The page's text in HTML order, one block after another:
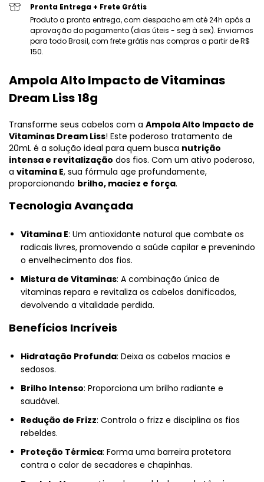
Pronta Entrega + Frete Grátis
Produto a pronta entrega, com despacho em até 24h após a
aprovação do pagamento (dias úteis - seg à sex). Enviamos
para todo Brasil, com frete grátis nas compras a partir de R$
150.
Ampola Alto Impacto de Vitaminas
Dream Liss 18g
Transforme seus cabelos com a Ampola Alto Impacto de
Vitaminas Dream Liss! Este poderoso tratamento de
20mL é a solução ideal para quem busca nutrição
intensa e revitalização dos fios. Com um ativo poderoso,
a vitamina E, sua fórmula age profundamente,
proporcionando brilho, maciez e força.
Tecnologia Avançada
Vitamina E: Um antioxidante natural que combate os
radicais livres, promovendo a saúde capilar e prevenindo
o envelhecimento dos fios.
Mistura de Vitaminas: A combinação única de
vitaminas repara e revitaliza os cabelos danificados,
devolvendo a vitalidade perdida.
Benefícios Incríveis
Hidratação Profunda: Deixa os cabelos macios e
sedosos.
Brilho Intenso: Proporciona um brilho radiante e
saudável.
Redução de Frizz: Controla o frizz e disciplina os fios
rebeldes.
Proteção Térmica: Forma uma barreira protetora
contra o calor de secadores e chapinhas.